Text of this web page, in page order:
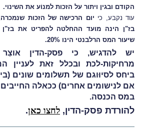
הקודם ובגין ויתור על הזכות למנוֹע את השינוי.
עוד נקבע, כי יום הרכישה של הזכות
שיעור המס הרלבנטי הינו 20%.
יש להדגיש, כי פסק-הדין
מרחיקות-לכת ובכלל זאת לעניין
ביחס לסיוּוגם של תשלומים שונים
אם לנישומים אחרים) ככאלה החייבים
במס הכנסה.
להורדת פסק-הדין, לחצו כאן.